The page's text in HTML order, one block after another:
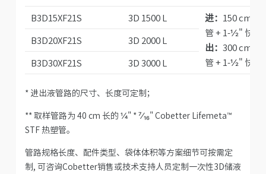
B3D15XF21S
3D 1500 L 进： 150 cm
管 + 1-½" 快装
出： 300 cm
管 + 1-½" 快装
B3D20XF21S
3D 2000 L
B3D30XF21S
3D 3000 L
* 进出液管路的尺寸、长度可定制；
** 取样管路为 40 cm 长的 ¼" *⁷⁄₁₆" Cobetter Lifemeta™
STF 热塑管。
管路规格长度、配件类型、袋体体积等方案细节可按需定
制, 可咨询Cobetter销售或技术支持人员定制一次性3D储液